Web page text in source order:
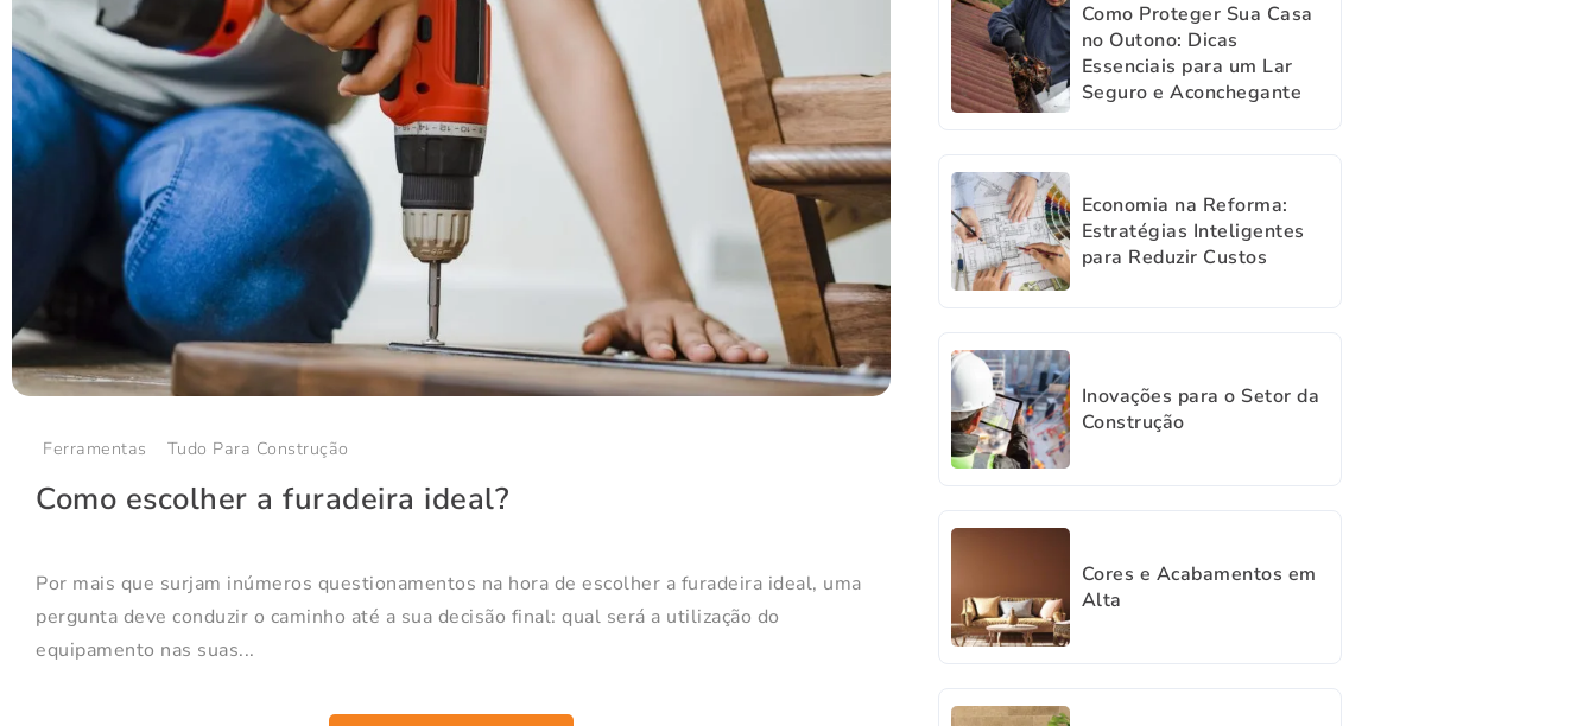
Ferramentas Tudo Para Construção
Como escolher a furadeira ideal?
Por mais que surjam inúmeros questionamentos na hora de escolher a furadeira ideal, uma
pergunta deve conduzir o caminho até a sua decisão final: qual será a utilização do
equipamento nas suas...
Como Proteger Sua Casa
no Outono: Dicas
Essenciais para um Lar
Seguro e Aconchegante
Economia na Reforma:
Estratégias Inteligentes
para Reduzir Custos
Inovações para o Setor da
Construção
Cores e Acabamentos em
Alta